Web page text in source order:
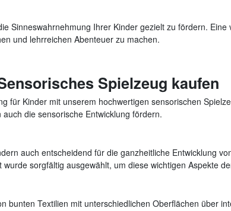
Sinneswahrnehmung Ihrer Kinder gezielt zu fördern.
und lehrreichen Abenteuer zu machen.
Spielzeug kaufen
für Kinder mit unserem hochwertigen sensorischen
die sensorische Entwicklung fördern.
auch entscheidend für die ganzheitliche Entwicklung
sorgfältig ausgewählt, um diese wichtigen Aspekte
bunten Textilien mit unterschiedlichen Oberflächen über